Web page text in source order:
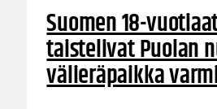
Suomen 18-
taistelivat Puolan
välieräpaikka